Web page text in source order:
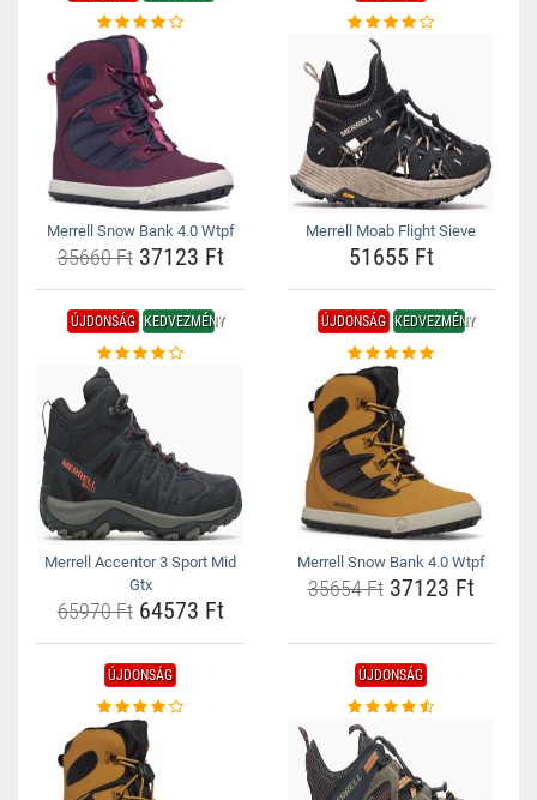
Merrell Snow Bank 4.0 Wtpf
35660 Ft37123 Ft
Merrell Moab Flight Sieve
51655 Ft
ÚJDONSÁG KEDVEZMÉNY
Merrell Accentor 3 Sport Mid
Gtx
65970 Ft64573 Ft
ÚJDONSÁG KEDVEZMÉNY
Merrell Snow Bank 4.0 Wtpf
35654 Ft37123 Ft
ÚJDONSÁG ÚJDONSÁG